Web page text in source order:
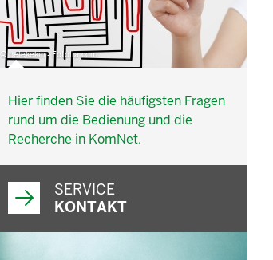
© belekekin - Fotolia.com
Hier finden Sie die häufigsten Fragen
rund um die Bedienung und die
Recherche in KomNet.
SERVICE
KONTAKT